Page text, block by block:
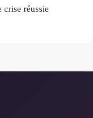
réussie